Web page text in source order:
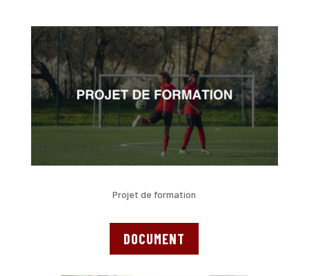
Projet de formation
DOCUMENT